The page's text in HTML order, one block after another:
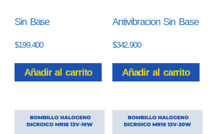
Sin Base
$199.400
Añadir al carrito
Antivibracion Sin Base
$342.900
Añadir al carrito